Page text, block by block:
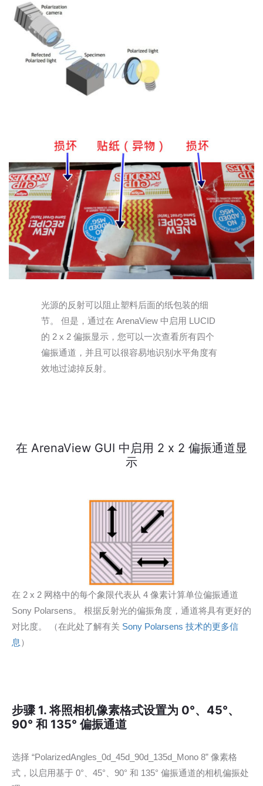
光源的反射可以阻止塑料后面的纸包装的细
节。 但是，通过在 ArenaView 中启用 LUCID
的 2 x 2 偏振显示，您可以一次查看所有四个
偏振通道，并且可以很容易地识别水平角度有
效地过滤掉反射。
在 ArenaView GUI 中启用 2 x 2 偏振通道显
示
在 2 x 2 网格中的每个象限代表从 4 像素计算单位偏振通道
Sony Polarsens。 根据反射光的偏振角度，通道将具有更好的
对比度。 （在此处了解有关 Sony Polarsens 技术的更多信
息 ）
步骤 1. 将照相机像素格式设置为 0°、45°、
90° 和 135° 偏振通道
选择 “PolarizedAngles_0d_45d_90d_135d_Mono 8” 像素格
式，以启用基于 0°、45°、90° 和 135° 偏振通道的相机偏振处